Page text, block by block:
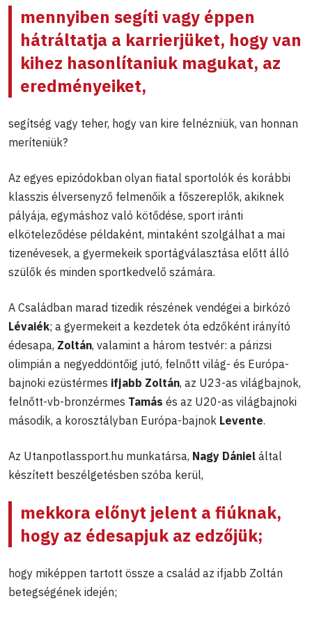
mennyiben segíti vagy éppen
hátráltatja a karrierjüket, hogy van
kihez hasonlítaniuk magukat, az
eredményeiket,
segítség vagy teher, hogy van kire felnézniük, van honnan
meríteniük?
Az egyes epizódokban olyan fiatal sportolók és korábbi
klasszis élversenyző felmenőik a főszereplők, akiknek
pályája, egymáshoz való kötődése, sport iránti
elköteleződése példaként, mintaként szolgálhat a mai
tizenévesek, a gyermekeik sportágválasztása előtt álló
szülők és minden sportkedvelő számára.
A Családban marad tizedik részének vendégei a birkózó
Lévaiék; a gyermekeit a kezdetek óta edzőként irányító
édesapa, Zoltán, valamint a három testvér: a párizsi
olimpián a negyeddöntőig jutó, felnőtt világ- és Európa-
bajnoki ezüstérmes ifjabb Zoltán, az U23-as világbajnok,
felnőtt-vb-bronzérmes Tamás és az U20-as világbajnoki
második, a korosztályban Európa-bajnok Levente.
Az Utanpotlassport.hu munkatársa, Nagy Dániel által
készített beszélgetésben szóba kerül,
mekkora előnyt jelent a fiúknak,
hogy az édesapjuk az edzőjük;
hogy miképpen tartott össze a család az ifjabb Zoltán
betegségének idején;